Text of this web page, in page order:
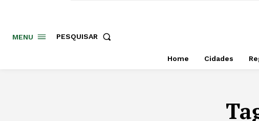
MENU PESQUISAR
Home Cidades